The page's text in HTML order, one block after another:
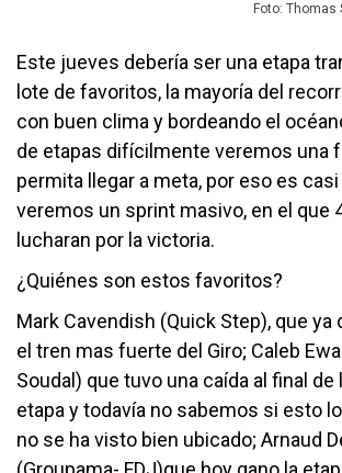
Foto: Thomas
Este jueves debería ser una etapa
lote de favoritos, la mayoría del
con buen clima y bordeando el
de etapas difícilmente veremos una
permita llegar a meta, por eso es
veremos un sprint masivo, en el que
lucharan por la victoria.
¿Quiénes son estos favoritos?
Mark Cavendish (Quick Step), que
el tren mas fuerte del Giro; Caleb
Soudal) que tuvo una caída al final de
etapa y todavía no sabemos si esto
no se ha visto bien ubicado; Arnaud